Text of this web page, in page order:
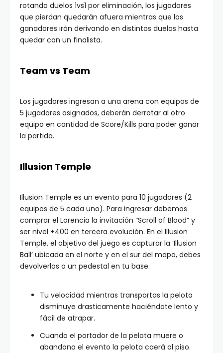
rotando duelos 1vs1 por eliminación, los jugadores
que pierdan quedarán afuera mientras que los
ganadores irán derivando en distintos duelos hasta
quedar con un finalista.
Team vs Team
Los jugadores ingresan a una arena con equipos de
5 jugadores asignados, deberán derrotar al otro
equipo en cantidad de Score/Kills para poder ganar
la partida.
Illusion Temple
Illusion Temple es un evento para 10 jugadores (2
equipos de 5 cada uno). Para ingresar debemos
comprar el Lorencia la invitación “Scroll of Blood” y
ser nivel +400 en tercera evolución. En el Illusion
Temple, el objetivo del juego es capturar la ‘Illusion
Ball’ ubicada en el norte y en el sur del mapa, debes
devolverlos a un pedestal en tu base.
Tu velocidad mientras transportas la pelota
disminuye drasticamente haciéndote lento y
fácil de atrapar.
Cuando el portador de la pelota muere o
abandona el evento la pelota caerá al piso.